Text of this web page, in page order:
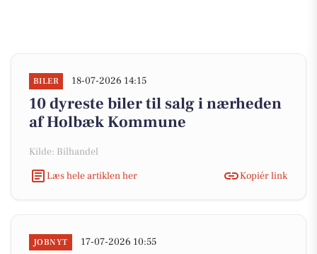
BILER 18-07-2026 14:15
10 dyreste biler til salg i nærheden
af Holbæk Kommune
Kilde: Bilhandel
Læs hele artiklen her
Kopiér link
JOBNYT 17-07-2026 10:55